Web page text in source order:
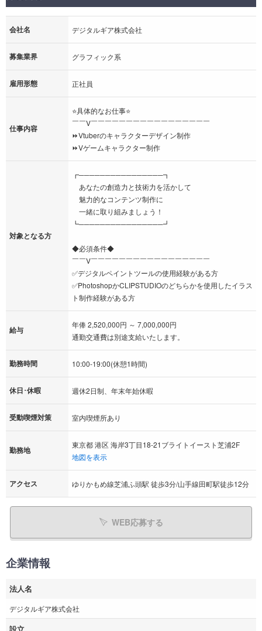
会社名 デジタルギア株式会社
募集業界 グラフィック系
雇用形態 正社員
仕事内容
⭐具体的なお仕事⭐
￣￣V￣￣￣￣￣￣￣￣￣￣￣￣￣￣￣￣￣
⏩Vtuberのキャラクターデザイン制作
⏩Vゲームキャラクター制作
対象となる方
┏────────────────┓
あなたの創造力と技術力を活かして
魅力的なコンテンツ制作に
一緒に取り組みましょう！
┗────────────────┛
◆必須条件◆
￣￣V￣￣￣￣￣￣￣￣￣￣￣￣￣￣￣￣￣
✅デジタルペイントツールの使用経験がある方
✅PhotoshopかCLIPSTUDIOのどちらかを使用したイラス
ト制作経験がある方
給与
年俸 2,520,000円 ～ 7,000,000円
通勤交通費は別途支給いたします。
勤務時間 10:00-19:00(休憩1時間)
休日･休暇 週休2日制、年末年始休暇
受動喫煙対策 室内喫煙所あり
勤務地
東京都 港区 海岸3丁目18-21ブライトイースト芝浦2F
地図を表示
アクセス ゆりかもめ線芝浦ふ頭駅 徒歩3分/山手線田町駅徒歩12分
WEB応募する
企業情報
法人名
デジタルギア株式会社